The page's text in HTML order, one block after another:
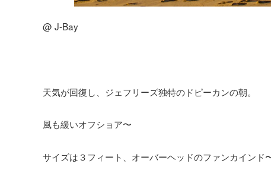
@ J-Bay
天気が回復し、ジェフリーズ独特のドピーカンの朝。
風も緩いオフショア〜
サイズは３フィート、オーバーヘッドのファンカインド